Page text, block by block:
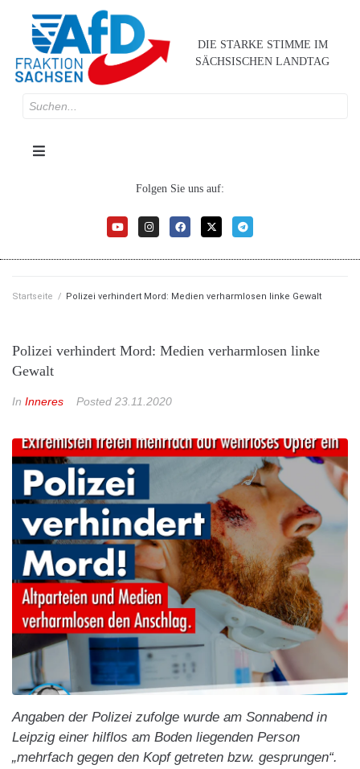
DIE STARKE STIMME IM
SÄCHSISCHEN LANDTAG
Folgen Sie uns auf:
Startseite / Polizei verhindert Mord: Medien verharmlosen linke Gewalt
Polizei verhindert Mord: Medien verharmlosen linke
Gewalt
In Inneres Posted 23.11.2020
Angaben der Polizei zufolge wurde am Sonnabend in
Leipzig einer hilflos am Boden liegenden Person
„mehrfach gegen den Kopf getreten bzw. gesprungen“.